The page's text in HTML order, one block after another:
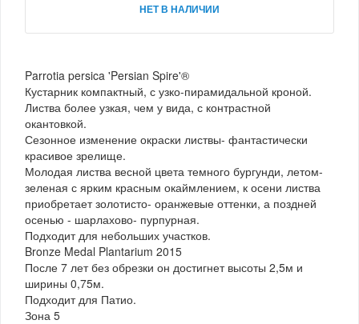
НЕТ В НАЛИЧИИ
Parrotia persica 'Persian Spire'®
Кустарник компактный, с узко-пирамидальной кроной.
Листва более узкая, чем у вида, с контрастной
окантовкой.
Сезонное изменение окраски листвы- фантастически
красивое зрелище.
Молодая листва весной цвета темного бургунди, летом-
зеленая с ярким красным окаймлением, к осени листва
приобретает золотисто- оранжевые оттенки, а поздней
осенью - шарлахово- пурпурная.
Подходит для небольших участков.
Bronze Medal Plantarium 2015
После 7 лет без обрезки он достигнет высоты 2,5м и
ширины 0,75м.
Подходит для Патио.
Зона 5